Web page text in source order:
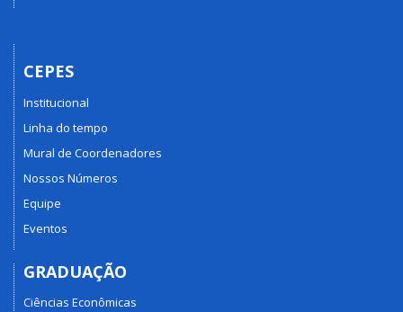
CEPES
Institucional
Linha do tempo
Mural de Coordenadores
Nossos Números
Equipe
Eventos
GRADUAÇÃO
Ciências Econômicas